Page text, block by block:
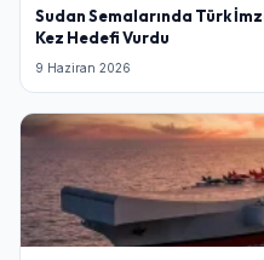
Sudan Semalarında Türk
Kez Hedefi Vurdu
9 Haziran 2026